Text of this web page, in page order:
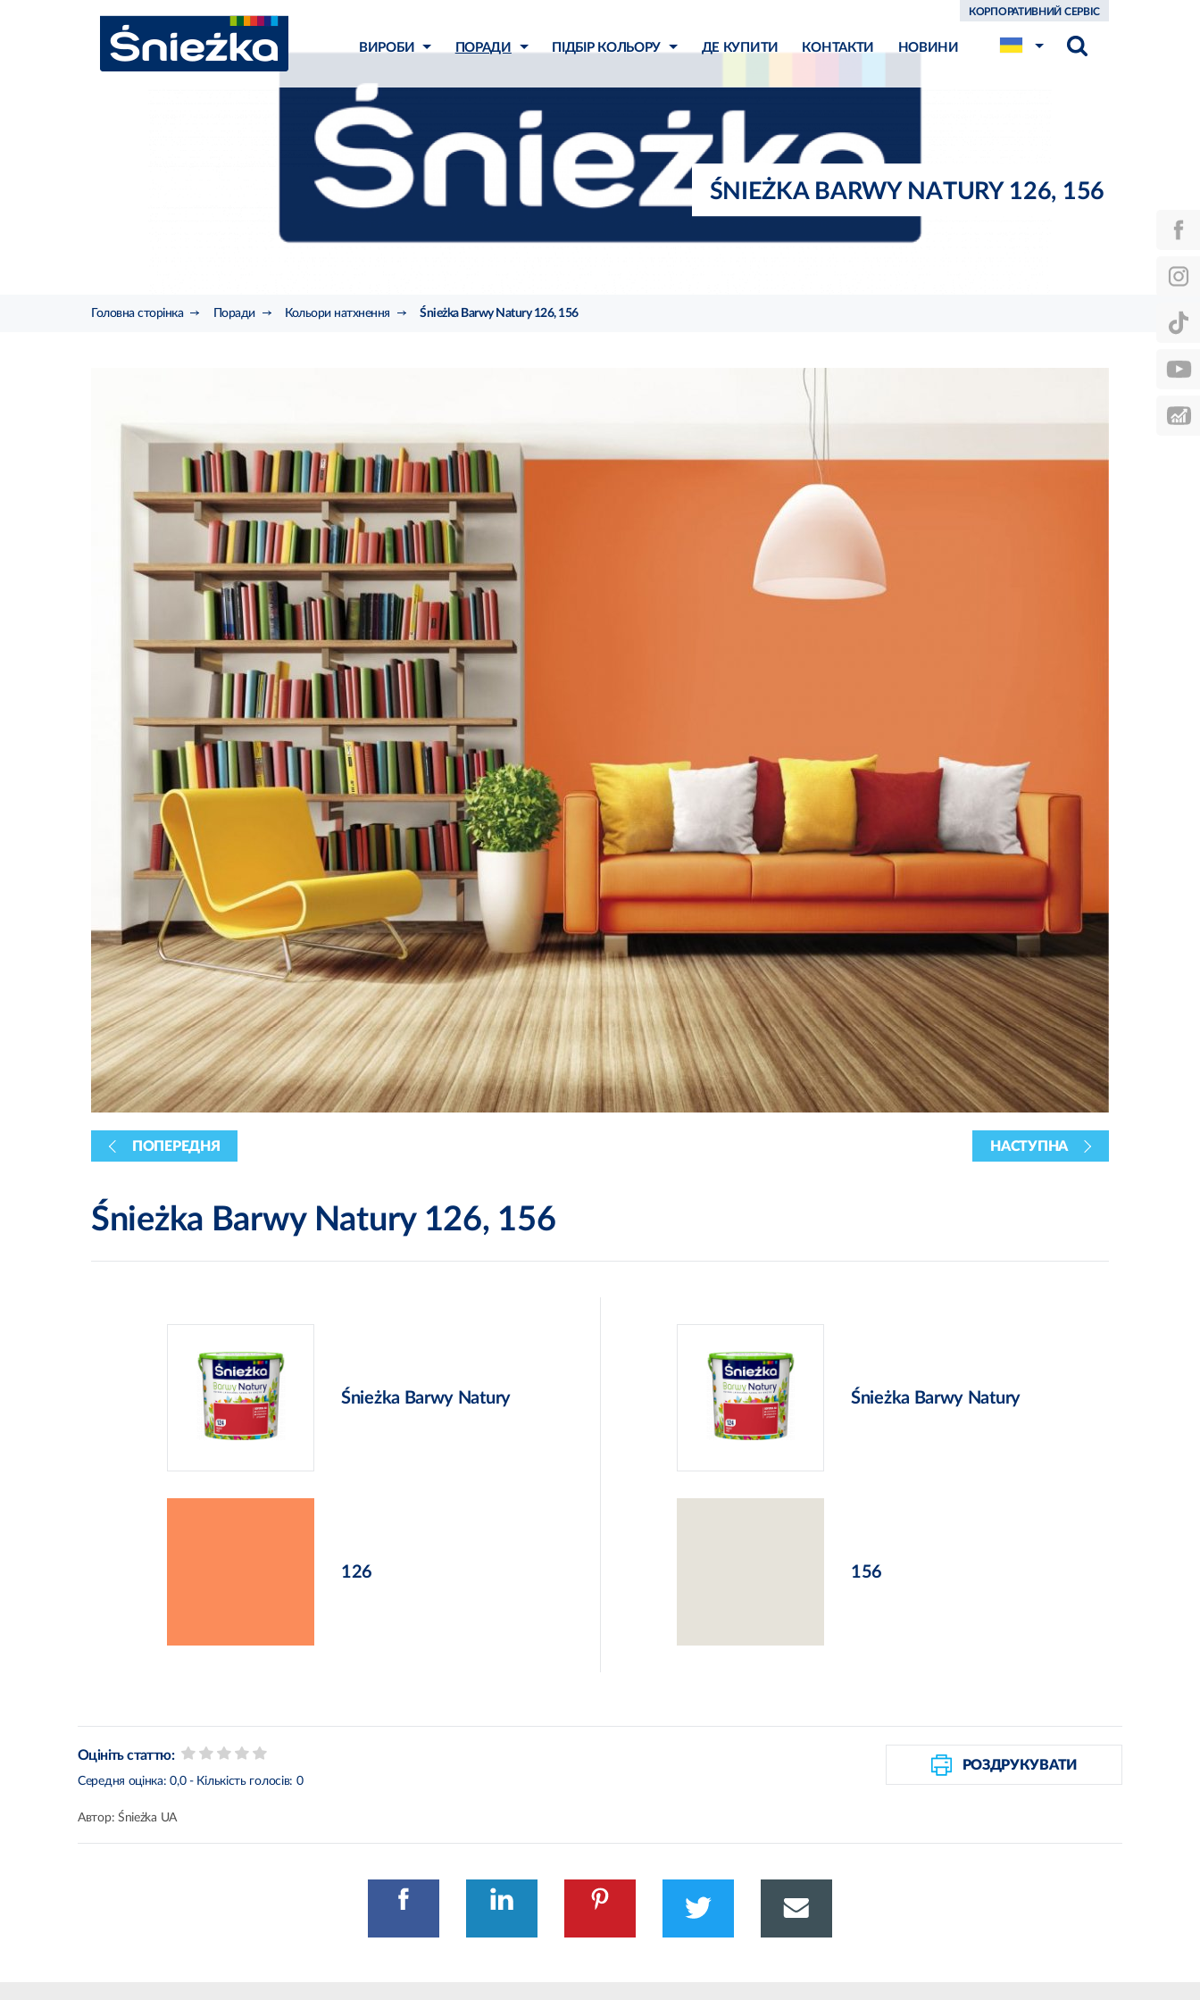
ВИРОБИ ПОРАДИ ПІДБІР КОЛЬОРУ ДЕ КУПИТИ КОНТАКТИ НОВИНИ
КОРПОРАТИВНИЙ СЕРВІС
ŚNIEŻKA BARWY NATURY 126, 156
Головна сторінка Поради Кольори натхнення Śnieżka Barwy Natury 126, 156
ПОПЕРЕДНЯ НАСТУПНА
Śnieżka Barwy Natury 126, 156
Śnieżka Barwy Natury
126
Śnieżka Barwy Natury
156
Оцініть статтю:
Середня оцінка:0,0- Кількість голосів: 0
РОЗДРУКУВАТИ
Автор: Śnieżka UA